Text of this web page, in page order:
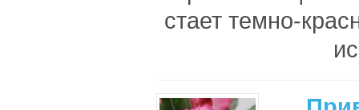
стает темно-